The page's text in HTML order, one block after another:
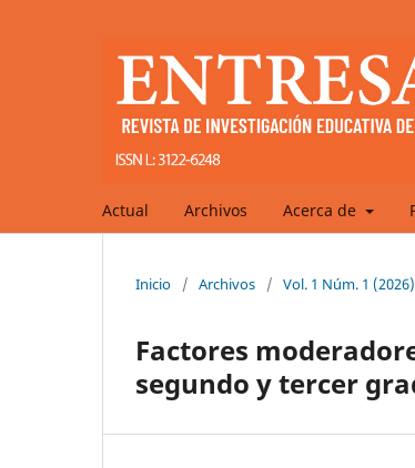
Actual Archivos Acerca de
Inicio / Archivos / Vol. 1 Núm. 1
Factores
segundo y tercer